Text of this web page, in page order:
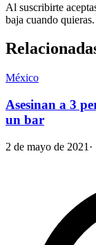
Al suscribirte
baja cuando quieras.
México
Asesinan a 3
un bar
2 de mayo de 2021 ·